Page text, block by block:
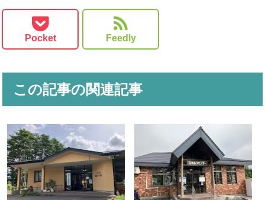
Pocket Feedly
この記事の関連記事